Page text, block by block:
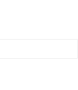
Вы можете стать